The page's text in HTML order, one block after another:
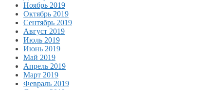
Ноябрь 2019
Октябрь 2019
Сентябрь 2019
Август 2019
Июль 2019
Июнь 2019
Май 2019
Апрель 2019
Март 2019
Февраль 2019